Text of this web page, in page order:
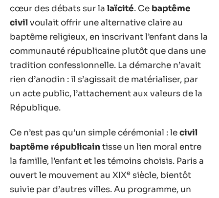
cœur des débats sur la laïcité. Ce baptême
civilvoulait offrir une alternative claire au
baptême religieux, en inscrivant l’enfant dans la
communauté républicaine plutôt que dans une
tradition confessionnelle. La démarche n’avait
rien d’anodin : il s’agissait de matérialiser, par
un acte public, l’attachement aux valeurs de la
République.
Ce n’est pas qu’un simple cérémonial : lecivil
baptême républicain tisse un lien moral entre
la famille, l’enfant et les témoins choisis. Paris a
ouvert le mouvement au XIXe siècle, bientôt
suivie par d’autres villes. Au programme, un